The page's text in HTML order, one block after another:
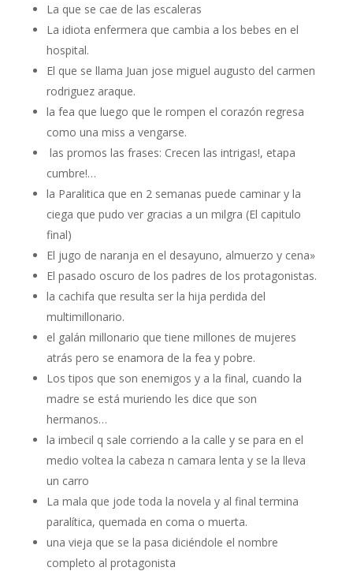
La que se cae de las escaleras
La idiota enfermera que cambia a los bebes en el
hospital.
El que se llama Juan jose miguel augusto del carmen
rodriguez araque.
la fea que luego que le rompen el corazón regresa
como una miss a vengarse.
las promos las frases: Crecen las intrigas!, etapa
cumbre!…
la Paralitica que en 2 semanas puede caminar y la
ciega que pudo ver gracias a un milgra (El capitulo
final)
El jugo de naranja en el desayuno, almuerzo y cena»
El pasado oscuro de los padres de los protagonistas.
la cachifa que resulta ser la hija perdida del
multimillonario.
el galán millonario que tiene millones de mujeres
atrás pero se enamora de la fea y pobre.
Los tipos que son enemigos y a la final, cuando la
madre se está muriendo les dice que son
hermanos…
la imbecil q sale corriendo a la calle y se para en el
medio voltea la cabeza n camara lenta y se la lleva
un carro
La mala que jode toda la novela y al final termina
paralítica, quemada en coma o muerta.
una vieja que se la pasa diciéndole el nombre
completo al protagonista